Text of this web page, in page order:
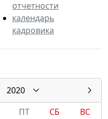
отчетности
календарь
кадровика
2020
ПТ СБ
ВС